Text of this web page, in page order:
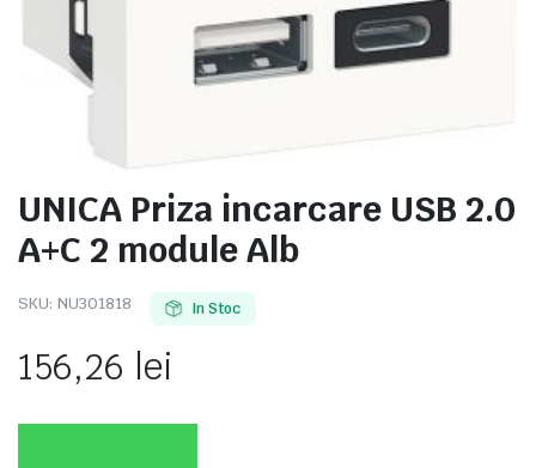
UNICA Priza incarcare USB 2.0
A+C 2 module Alb
SKU: NU301818 In Stoc
156,26 lei